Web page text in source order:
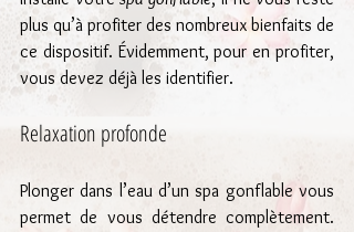
plus qu’à profiter des nombreux bienfaits de
ce dispositif. Évidemment, pour en profiter,
vous devez déjà les identifier.
Relaxation profonde
Plonger dans l’eau d’un spa gonflable vous
permet de vous détendre complètement.